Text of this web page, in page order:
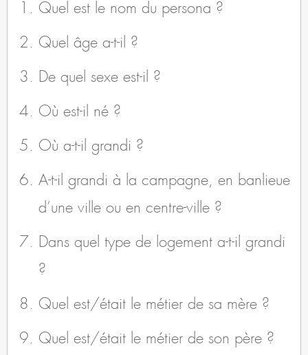
Quel est le nom du persona ?
Quel âge a-t-il ?
De quel sexe est-il ?
Où est-il né ?
Où a-t-il grandi ?
A-t-il grandi à la campagne, en banlieue
d’une ville ou en centre-ville ?
Dans quel type de logement a-t-il grandi
?
Quel est/était le métier de sa mère ?
Quel est/était le métier de son père ?